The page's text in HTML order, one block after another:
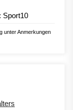
Sport10
unter Anmerkungen